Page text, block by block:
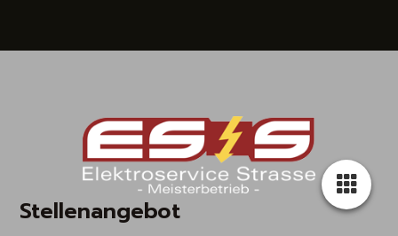
Stellenangebot